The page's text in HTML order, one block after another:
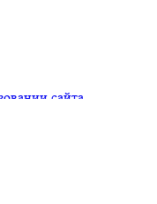
сайта